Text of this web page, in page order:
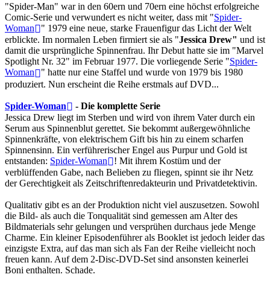
"Spider-Man" war in den 60ern und 70ern eine höchst erfolgreiche
Comic-Serie und verwundert es nicht weiter, dass mit "Spider-
Woman
" 1979 eine neue, starke Frauenfigur das Licht der Welt
erblickte. Im normalen Leben firmiert sie als "Jessica Drew" und ist
damit die ursprüngliche Spinnenfrau. Ihr Debut hatte sie im "Marvel
Spotlight Nr. 32" im Februar 1977. Die vorliegende Serie "Spider-
Woman
" hatte nur eine Staffel und wurde von 1979 bis 1980
produziert. Nun erscheint die Reihe erstmals auf DVD...
Spider-Woman
- Die komplette Serie
Jessica Drew liegt im Sterben und wird von ihrem Vater durch ein
Serum aus Spinnenblut gerettet. Sie bekommt außergewöhnliche
Spinnenkräfte, von elektrischem Gift bis hin zu einem scharfen
Spinnensinn. Ein verführerischer Engel aus Purpur und Gold ist
entstanden: Spider-Woman
! Mit ihrem Kostüm und der
verblüffenden Gabe, nach Belieben zu fliegen, spinnt sie ihr Netz
der Gerechtigkeit als Zeitschriftenredakteurin und Privatdetektivin.
Qualitativ gibt es an der Produktion nicht viel auszusetzen. Sowohl
die Bild- als auch die Tonqualität sind gemessen am Alter des
Bildmaterials sehr gelungen und versprühen durchaus jede Menge
Charme. Ein kleiner Episodenführer als Booklet ist jedoch leider das
einzigste Extra, auf das man sich als Fan der Reihe vielleicht noch
freuen kann. Auf dem 2-Disc-DVD-Set sind ansonsten keinerlei
Boni enthalten. Schade.